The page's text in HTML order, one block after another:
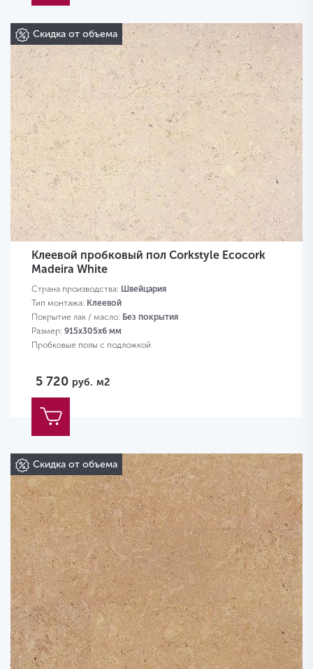
Скидка от объема
Клеевой пробковый пол Corkstyle Ecocork
Madeira White
Страна производства: Швейцария
Тип монтажа: Клеевой
Покрытие лак / масло: Без покрытия
Размер: 915х305х6 мм
Пробковые полы с подложкой
5 720 руб. м2
Скидка от объема